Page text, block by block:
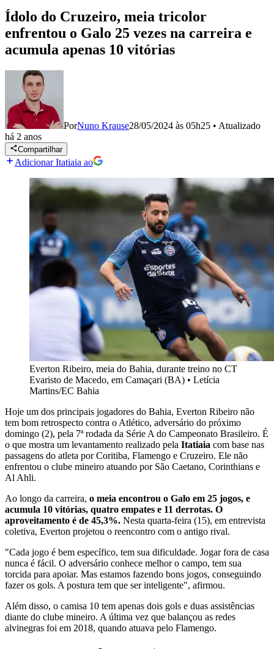
Ídolo do Cruzeiro, meia tricolor
enfrentou o Galo 25 vezes na carreira e
acumula apenas 10 vitórias
PorNuno Krause28/05/2024 às 05h25 • Atualizado
há 2 anos
Compartilhar
Adicionar Itatiaia ao
Everton Ribeiro, meia do Bahia, durante treino no CT
Evaristo de Macedo, em Camaçari (BA) • Letícia
Martins/EC Bahia
Hoje um dos principais jogadores do Bahia, Everton Ribeiro não
tem bom retrospecto contra o Atlético, adversário do próximo
domingo (2), pela 7ª rodada da Série A do Campeonato Brasileiro. É
o que mostra um levantamento realizado pela Itatiaia com base nas
passagens do atleta por Coritiba, Flamengo e Cruzeiro. Ele não
enfrentou o clube mineiro atuando por São Caetano, Corinthians e
Al Ahli.
Ao longo da carreira, o meia encontrou o Galo em 25 jogos, e
acumula 10 vitórias, quatro empates e 11 derrotas. O
aproveitamento é de 45,3%. Nesta quarta-feira (15), em entrevista
coletiva, Everton projetou o reencontro com o antigo rival.
"Cada jogo é bem específico, tem sua dificuldade. Jogar fora de casa
nunca é fácil. O adversário conhece melhor o campo, tem sua
torcida para apoiar. Mas estamos fazendo bons jogos, conseguindo
fazer os gols. A postura tem que ser inteligente", afirmou.
Além disso, o camisa 10 tem apenas dois gols e duas assistências
diante do clube mineiro. A última vez que balançou as redes
alvinegras foi em 2018, quando atuava pelo Flamengo.